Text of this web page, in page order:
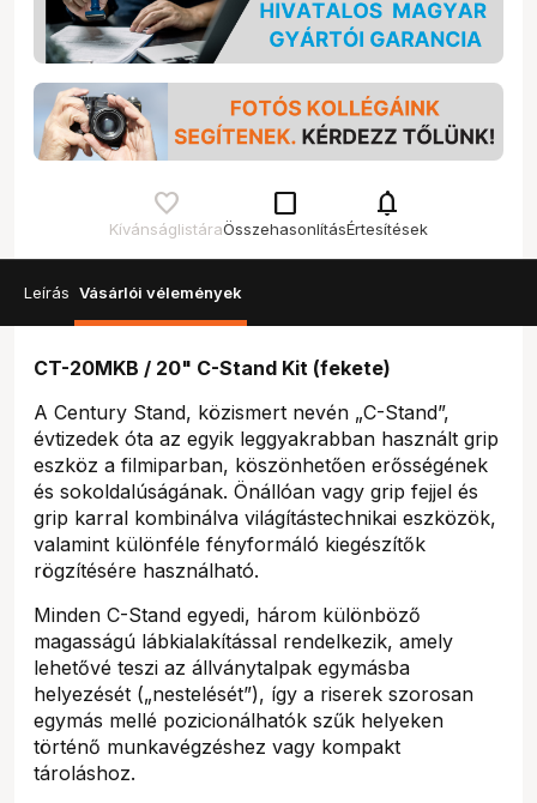
Kívánságlistára
check_box_outline_blank
Összehasonlítás
notifications
Értesítések
Leírás Vásárlói vélemények
CT-20MKB / 20" C-Stand Kit (fekete)
A Century Stand, közismert nevén „C-Stand”,
évtizedek óta az egyik leggyakrabban használt grip
eszköz a filmiparban, köszönhetően erősségének
és sokoldalúságának. Önállóan vagy grip fejjel és
grip karral kombinálva világítástechnikai eszközök,
valamint különféle fényformáló kiegészítők
rögzítésére használható.
Minden C-Stand egyedi, három különböző
magasságú lábkialakítással rendelkezik, amely
lehetővé teszi az állványtalpak egymásba
helyezését („nestelését”), így a riserek szorosan
egymás mellé pozicionálhatók szűk helyeken
történő munkavégzéshez vagy kompakt
tároláshoz.